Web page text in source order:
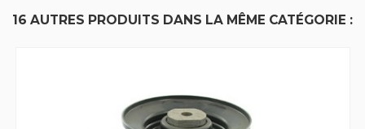
16 AUTRES PRODUITS DANS LA MÊME CATÉGORIE :